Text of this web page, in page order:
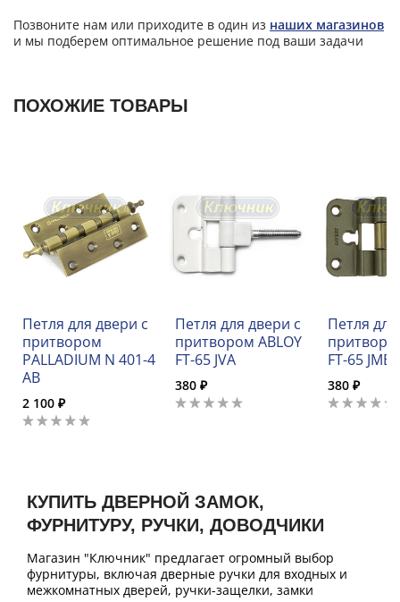
Позвоните нам или приходите в один из наших магазинов
и мы подберем оптимальное решение под ваши задачи
ПОХОЖИЕ ТОВАРЫ
Петля для двери с
притвором
PALLADIUM N 401-4
AB
2 100 ₽
Петля для двери с
притвором ABLOY
FT-65 JVA
380 ₽
Петля
FT-65 JMEX
380 ₽
КУПИТЬ ДВЕРНОЙ ЗАМОК,
ФУРНИТУРУ, РУЧКИ, ДОВОДЧИКИ
Магазин "Ключник" предлагает огромный выбор
фурнитуры, включая дверные ручки для входных и
межкомнатных дверей, ручки-защелки, замки